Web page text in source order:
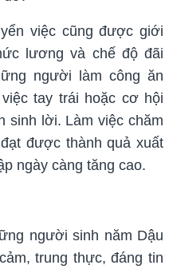
việc cũng được giới
lương và chế độ đãi
người làm công ăn
tay trái hoặc cơ hội
sinh lời. Làm việc chăm
được thành quả xuất
ngày càng tăng cao.
người sinh năm Dậu
trung thực, đáng tin